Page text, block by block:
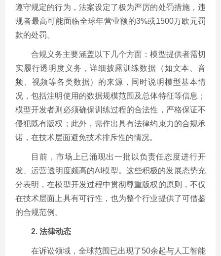
遵守规定的行为，法案设定了极为严厉的处罚措施，违
规者最高可能面临全球年营业额的3%或1500万欧元罚
款的处罚。
合规义务主要涵盖以下几个方面：模型提供者需切
实履行透明度义务，详细披露训练数据（如文本、音
频、视频等各类数据）的来源，同时说明模型基本情
况，包括注明使用的数据规模范围及总体特征等信息；
模型开发者则必须确保训练过程的合法性，严格保证不
侵犯既有版权；此外，需作出具有法律约束力的合规承
诺，在技术层面避免技术排斥性的情况。
目前，市场上已涌现出一批以负责任态度进行开
发、运营透明度颇高的AI模型。这些积极的发展态势充
分表明，在模型开发过程中贯彻尊重版权的原则，不仅
在技术层面上具有可行性，也为整个行业提供了可借鉴
的合规范例。
2. 法律动态
在诉讼领域，全球范围已出现了50余起与人工智能